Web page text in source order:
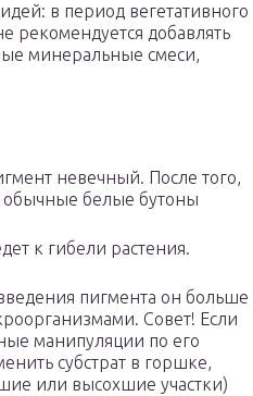
в период вегетативного
рекомендуется добавлять
минеральные смеси,
невечный. После того,
обычные белые бутоны
к гибели растения.
пигмента он больше
Совет! Если
манипуляции по его
субстрат в горшке,
или высохшие участки)